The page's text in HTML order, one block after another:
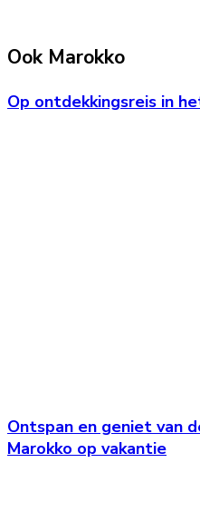
Ook Marokko
Op ontdekkingsreis in
Ontspan en geniet van
Marokko op vakantie